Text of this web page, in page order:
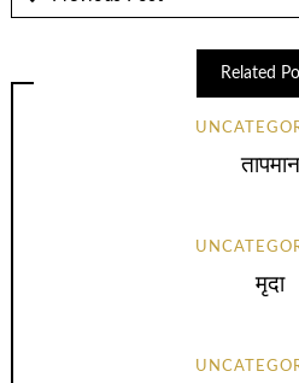
Related
तापमान
मृदा